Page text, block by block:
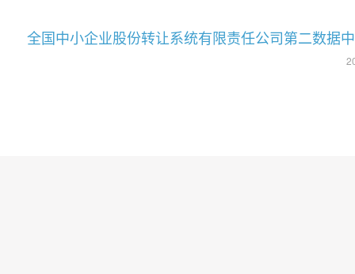
全国中小企业股份转让系统有限责任公司第二数据